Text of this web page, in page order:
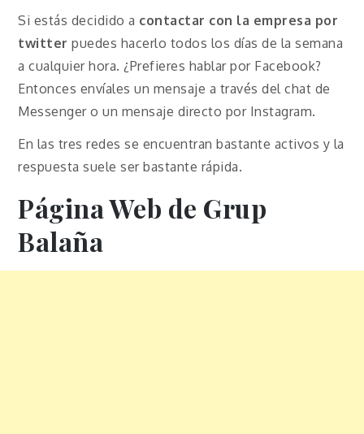
Si estás decidido a contactar con la empresa por
twitter puedes hacerlo todos los días de la semana
a cualquier hora. ¿Prefieres hablar por Facebook?
Entonces envíales un mensaje a través del chat de
Messenger o un mensaje directo por Instagram.
En las tres redes se encuentran bastante activos y la
respuesta suele ser bastante rápida.
Página Web de Grup
Balaña